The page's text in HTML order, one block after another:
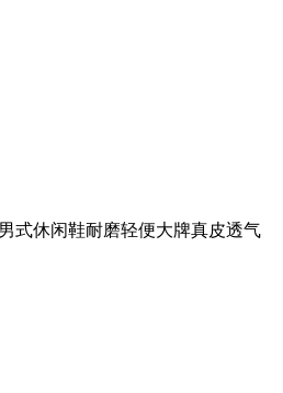
式休闲鞋耐磨轻便大牌真皮透气